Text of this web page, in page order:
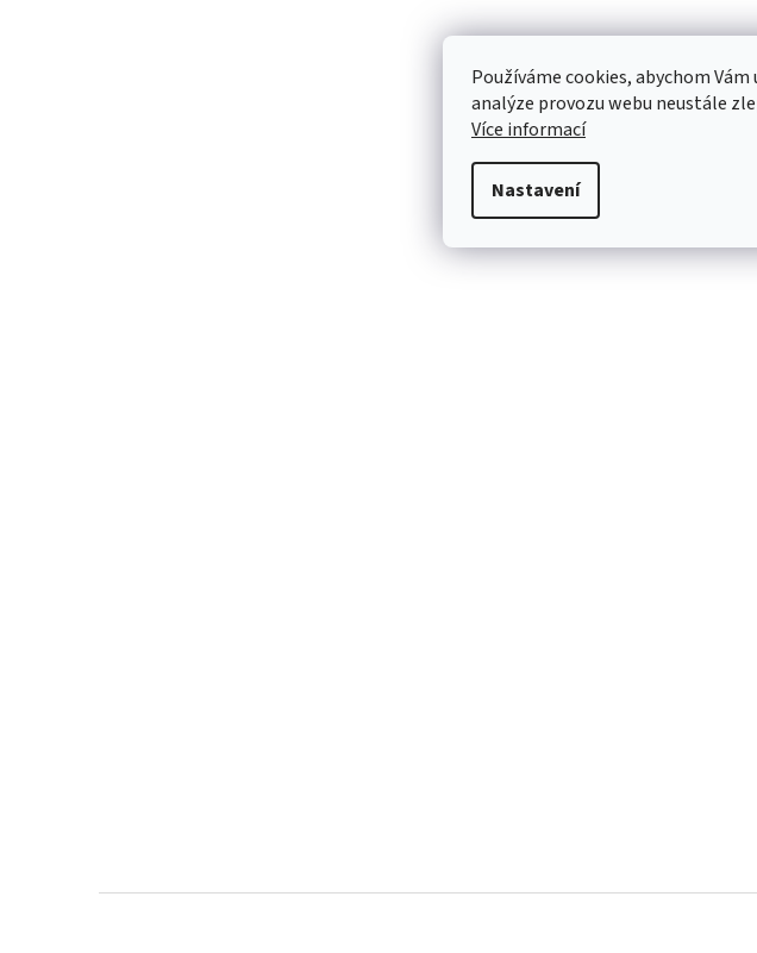
Používáme cookies, abychom
analýze provozu webu neustále
Více informací
Nastavení